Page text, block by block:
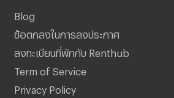
Blog
ข้อตกลงในการลงประกาศ
ลงทะเบียนที่พักกับ Renthub
Term of Service
Privacy Policy